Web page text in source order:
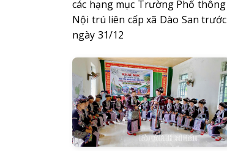
các hạng mục Trường Phổ thông
Nội trú liên cấp xã Dào San trước
ngày 31/12